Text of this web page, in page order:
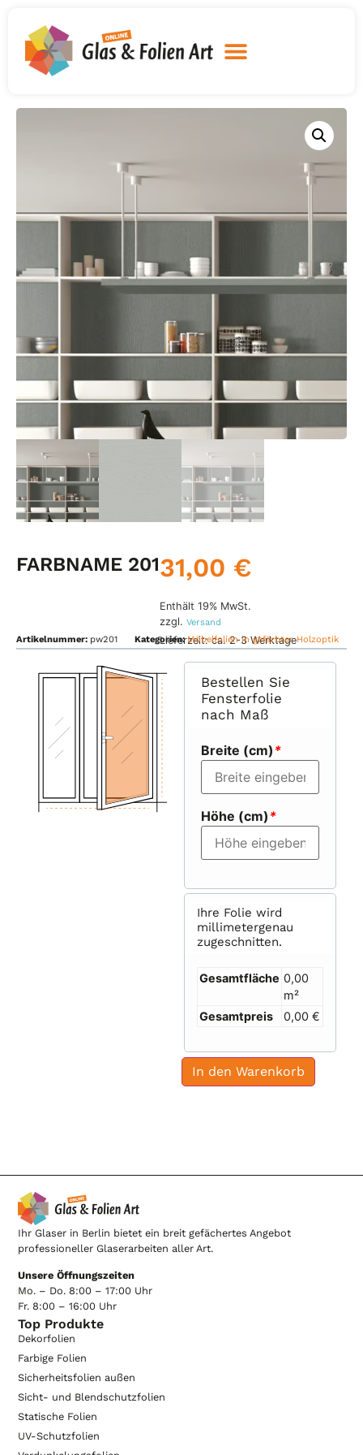
FARBNAME 20131,00 €
Enthält 19% MwSt.
zzgl. Versand
Lieferzeit: ca. 2-3 Werktage
Artikelnummer: pw201 Kategorien:Möbelfolien in gefärbter Holzoptik
Bestellen Sie
Fensterfolie
nach Maß
Breite (cm) *
Höhe (cm) *
Ihre Folie wird
millimetergenau
zugeschnitten.
Gesamtfläche 0,00
m²
Gesamtpreis
0,00 €
In den Warenkorb
Ihr Glaser in Berlin bietet ein breit gefächertes Angebot
professioneller Glaserarbeiten aller Art.
Unsere Öffnungszeiten
Mo. – Do. 8:00 – 17:00 Uhr
Fr. 8:00 – 16:00 Uhr
Top Produkte
Dekorfolien
Farbige Folien
Sicherheitsfolien außen
Sicht- und Blendschutzfolien
Statische Folien
UV-Schutzfolien